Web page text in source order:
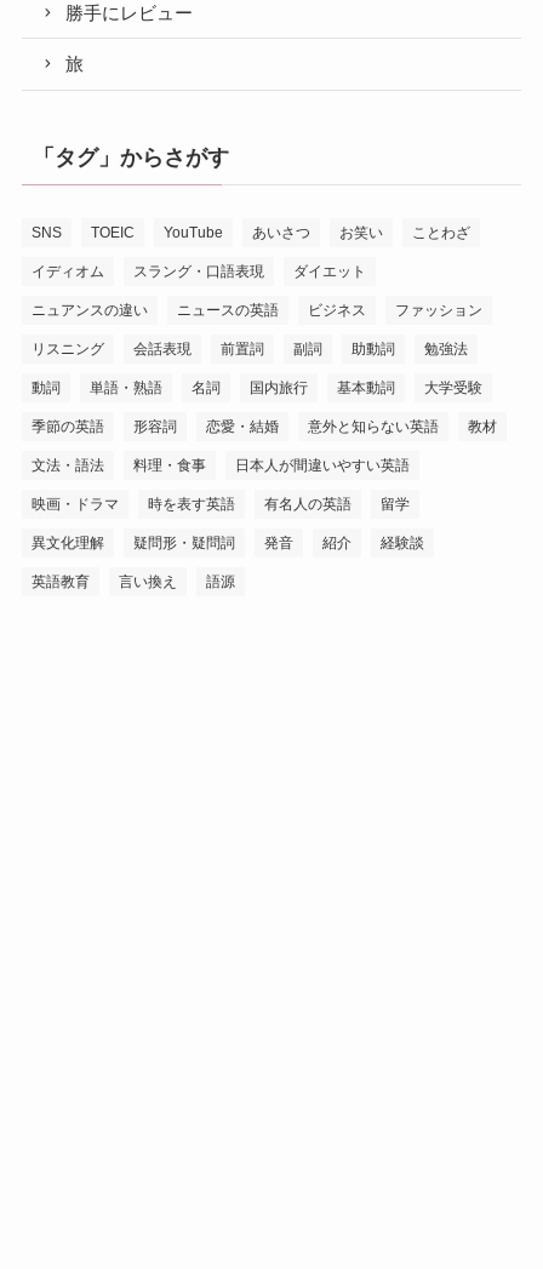
勝手にレビュー
旅
「タグ」からさがす
SNS TOEIC YouTube あいさつ お笑い ことわざ
イディオム スラング・口語表現 ダイエット
ニュアンスの違い ニュースの英語 ビジネス ファッション
リスニング 会話表現 前置詞 副詞 助動詞 勉強法
動詞 単語・熟語 名詞 国内旅行 基本動詞 大学受験
季節の英語 形容詞 恋愛・結婚 意外と知らない英語 教材
文法・語法 料理・食事 日本人が間違いやすい英語
映画・ドラマ 時を表す英語 有名人の英語 留学
異文化理解 疑問形・疑問詞 発音 紹介 経験談
英語教育 言い換え 語源